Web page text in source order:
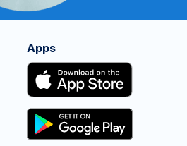
Apps